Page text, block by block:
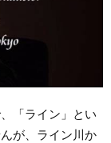
「ライン」とい
が、ライン川か